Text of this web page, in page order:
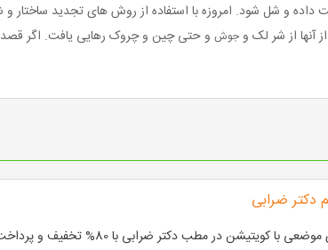
و شل شود. امروزه با استفاده از روش های تجدید ساختار
آنها از شر لک و جوش و حتی چین و چروک رهایی یافت. اگر
ضرابی
با کویتیشن در مطب دکتر ضرابی با 80% تخفیف و پرداخت تنها 18،000 تومان به جای 90،000 تومان